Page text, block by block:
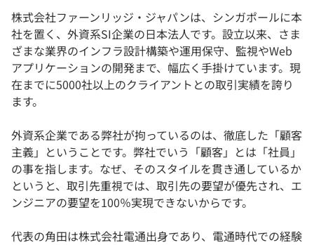
株式会社ファーンリッジ・ジャパンは、シンガポールに本
社を置く、外資系SI企業の日本法人です。設立以来、さま
ざまな業界のインフラ設計構築や運用保守、監視やWeb
アプリケーションの開発まで、幅広く手掛けています。現
在までに5000社以上のクライアントとの取引実績を誇り
ます。
外資系企業である弊社が拘っているのは、徹底した「顧客
主義」ということです。弊社でいう「顧客」とは「社員」
の事を指します。なぜ、そのスタイルを貫き通しているか
というと、取引先重視では、取引先の要望が優先され、エ
ンジニアの要望を100％実現できないからです。
代表の角田は株式会社電通出身であり、電通時代での経験